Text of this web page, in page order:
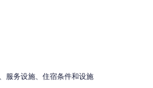
服务设施、住宿条件和设施